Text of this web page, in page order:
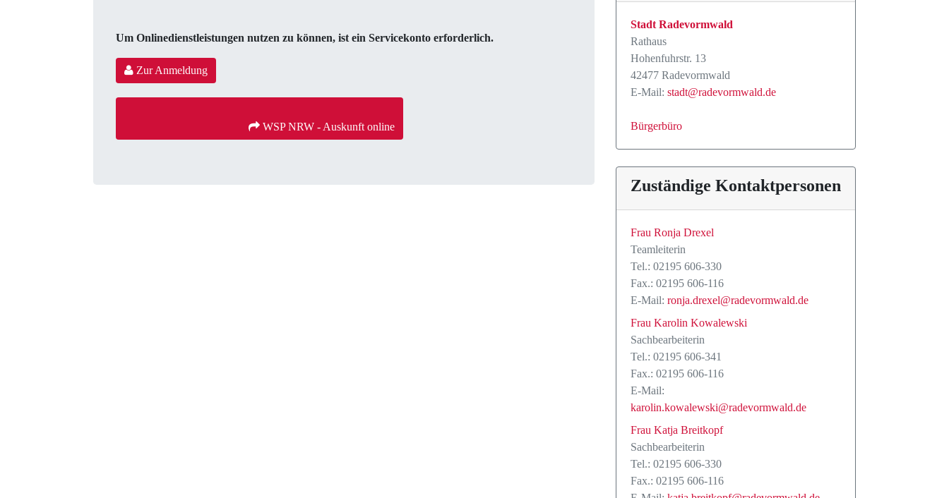
Um Onlinedienstleistungen nutzen zu können, ist ein Servicekonto erforderlich.
Zur Anmeldung
WSP NRW - Auskunft online
Stadt Radevormwald
Rathaus
Hohenfuhrstr. 13
42477 Radevormwald
E-Mail: stadt@radevormwald.de
Bürgerbüro
Zuständige Kontaktpersonen
Frau Ronja Drexel
Teamleiterin
Tel.: 02195 606-330
Fax.: 02195 606-116
E-Mail: ronja.drexel@radevormwald.de
Frau Karolin Kowalewski
Sachbearbeiterin
Tel.: 02195 606-341
Fax.: 02195 606-116
E-Mail:
karolin.kowalewski@radevormwald.de
Frau Katja Breitkopf
Sachbearbeiterin
Tel.: 02195 606-330
Fax.: 02195 606-116